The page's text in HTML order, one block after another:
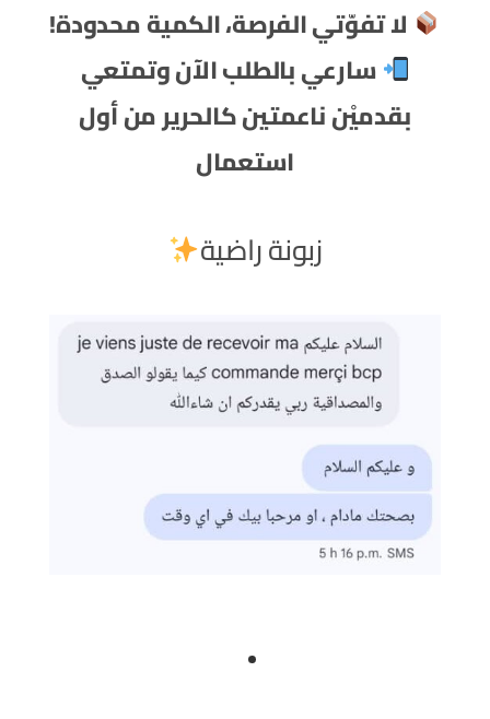
لا تفوّتي الفرصة، الكمية محدودة!
سارعي بالطلب الآن وتمتعي
بقدميْن ناعمتين كالحرير من أول
استعمال
زبونة راضية